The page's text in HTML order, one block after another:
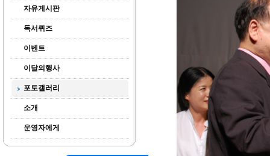
자유게시판
독서퀴즈
이벤트
이달의행사
포토갤러리
소개
운영자에게